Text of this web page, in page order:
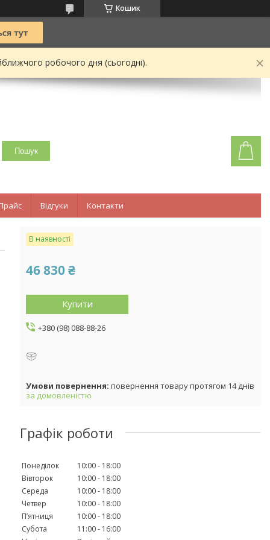
Кошик
робочого дня (сьогодні).
Пошук
Відгуки Контакти
В наявності
46 830 ₴
Купити
+380 (98) 088-88-26
повернення товару протягом 14 днів
за домовленістю
Графік роботи
Понеділок 10:00
18:00
Вівторок
10:00
18:00
Середа
10:00
18:00
Четвер
10:00
18:00
Пʼятниця
10:00
18:00
Субота
11:00
16:00